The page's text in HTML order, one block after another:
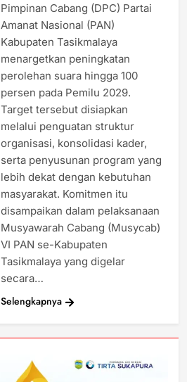
Pimpinan Cabang (DPC) Partai
Amanat Nasional (PAN)
Kabupaten Tasikmalaya
menargetkan peningkatan
perolehan suara hingga 100
persen pada Pemilu 2029.
Target tersebut disiapkan
melalui penguatan struktur
organisasi, konsolidasi kader,
serta penyusunan program yang
lebih dekat dengan kebutuhan
masyarakat. Komitmen itu
disampaikan dalam pelaksanaan
Musyawarah Cabang (Musycab)
VI PAN se-Kabupaten
Tasikmalaya yang digelar
secara…
Selengkapnya